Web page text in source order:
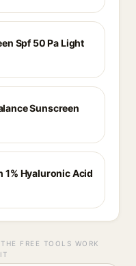
Spf 50 Pa Light
Sunscreen
1% Hyaluronic Acid
FREE TOOLS WORK